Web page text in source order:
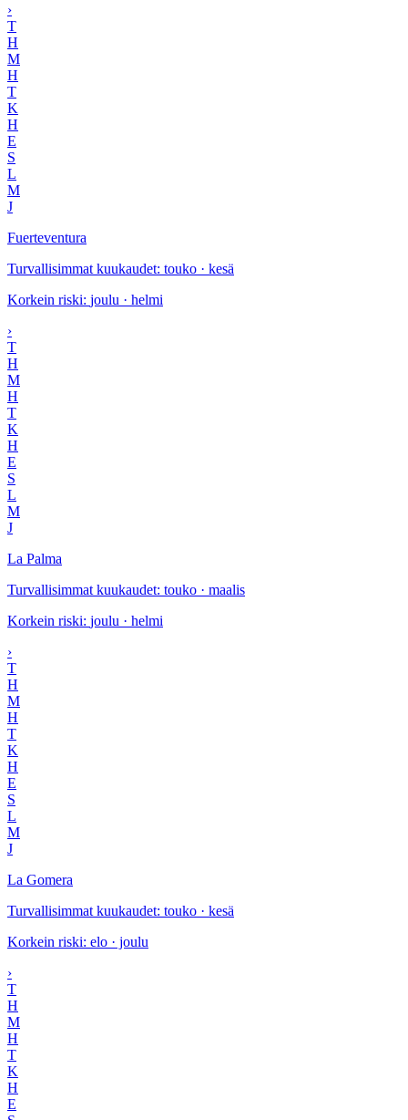
›
T
H
M
H
T
K
H
E
S
L
M
J
Fuerteventura
Turvallisimmat kuukaudet: touko · kesä
Korkein riski: joulu · helmi
›
T
H
M
H
T
K
H
E
S
L
M
J
La Palma
Turvallisimmat kuukaudet: touko · maalis
Korkein riski: joulu · helmi
›
T
H
M
H
T
K
H
E
S
L
M
J
La Gomera
Turvallisimmat kuukaudet: touko · kesä
Korkein riski: elo · joulu
›
T
H
M
H
T
K
H
E